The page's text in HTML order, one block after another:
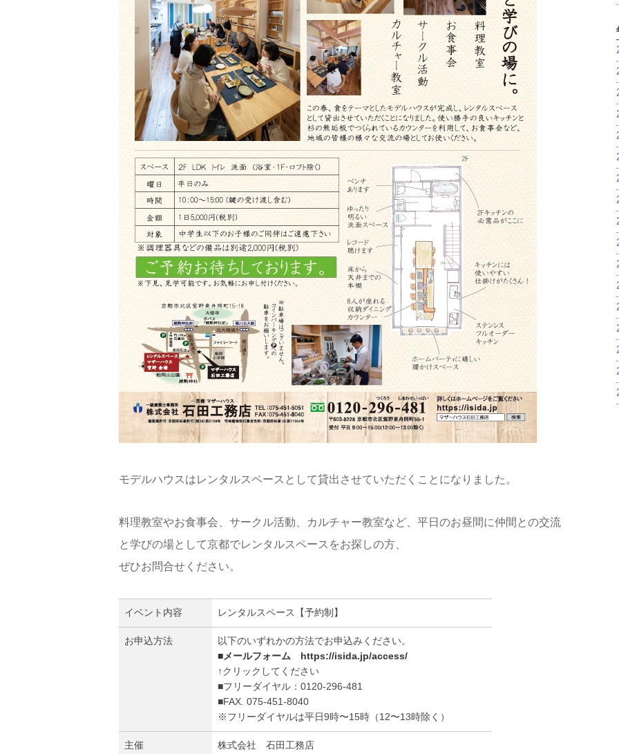
モデルハウスはレンタルスペースとして貸出させていただくことになりました。
料理教室やお食事会、サークル活動、カルチャー教室など、平日のお昼間に仲間との交流
と学びの場として京都でレンタルスペースをお探しの方、
ぜひお問合せください。
イベント内容 レンタルスペース【予約制】
お申込方法
以下のいずれかの方法でお申込みください。
■メールフォーム https://isida.jp/access/
↑クリックしてください
■フリーダイヤル：0120-296-481
■FAX. 075-451-8040
※フリーダイヤルは平日9時〜15時（12〜13時除く）
主催 株式会社 石田工務店